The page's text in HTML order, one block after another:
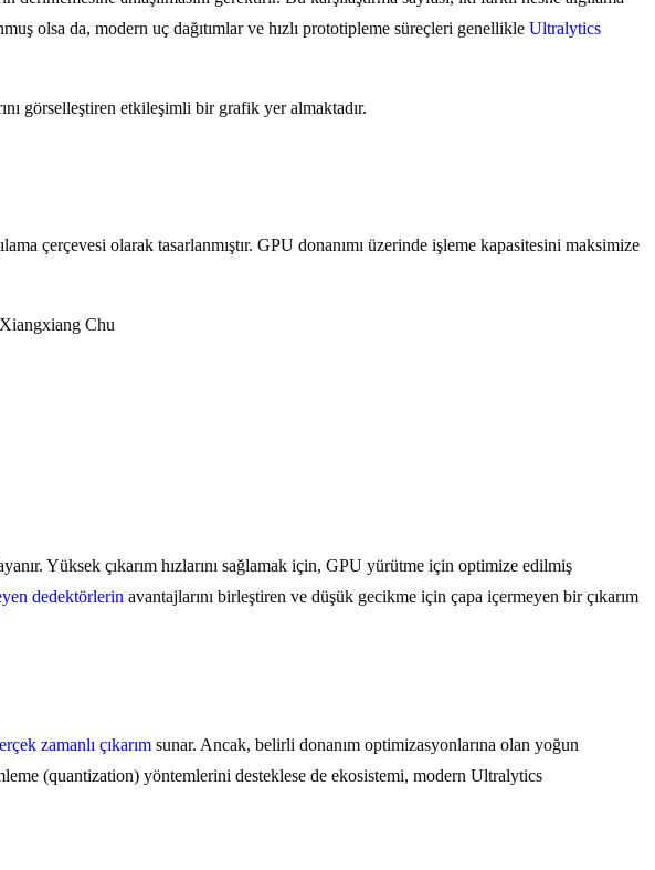
olsa da, modern uç dağıtımlar ve hızlı prototipleme süreçleri genellikle Ultralytics
görselleştiren etkileşimli bir grafik yer almaktadır.
çerçevesi olarak tasarlanmıştır. GPU donanımı üzerinde işleme kapasitesini maksimize
Chu
Yüksek çıkarım hızlarını sağlamak için, GPU yürütme için optimize edilmiş
dedektörlerin avantajlarını birleştiren ve düşük gecikme için çapa içermeyen bir çıkarım
zamanlı çıkarım sunar. Ancak, belirli donanım optimizasyonlarına olan yoğun
(quantization) yöntemlerini desteklese de ekosistemi, modern Ultralytics